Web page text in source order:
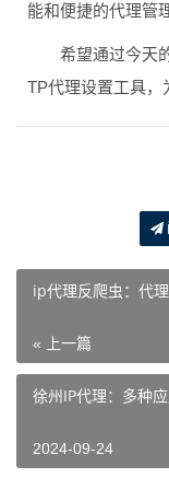
能和便捷的代理管
希望通过今天
TP代理设置工具，
ip代理反爬虫：代
« 上一篇
徐州IP代理：多种
2024-09-24